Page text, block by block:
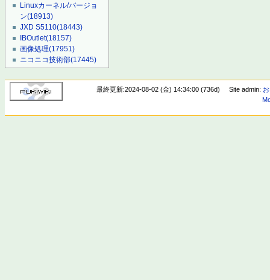
Linuxカーネル/バージョ
ン(18913)
JXD S5110(18443)
IBOutlet(18157)
画像処理(17951)
ニコニコ技術部(17445)
最終更新:2024-08-02 (金) 14:34:00 (736d) Site admin: